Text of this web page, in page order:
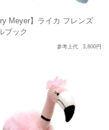
Meyer】ライカ フレンズ
ブック
参考上代 3,800円